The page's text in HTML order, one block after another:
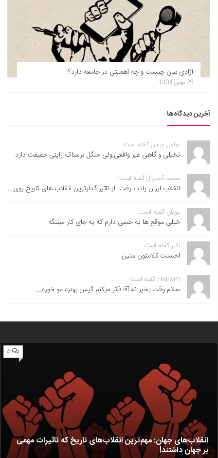
بیان چیست و چه اهمیتی در جامعه دارد؟
عباس عباس گفته است:
تخیلی و گاهی غیر واقعی,ولی جنگل ترسناک ژاپنی حقیقت دارد
محمد آدمیرال گفته است:
انقلاب ایران یادت رفت. از تاثیر گذارترین انقلاب های تاریخ روی...
پویان گفته است:
خیلی موقع ها یه حسی دارم که یه جای کار میلنگه...
اکبر گفته است:
احسنت ‌کلامتون متین
Hanam گفته است:
سلام وقت بخیر نه آقا فکر میکنم گیس بهتره مو خوره...
جهان: مهم‌ترین انقلاب‌های تاریخ که تاثیرات مهمی